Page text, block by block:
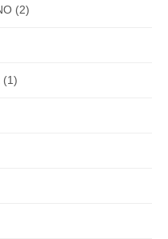
(2)
(1)